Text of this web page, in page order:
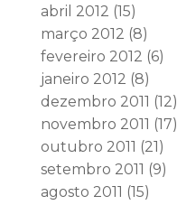
abril 2012 (15)
março 2012 (8)
fevereiro 2012 (6)
janeiro 2012 (8)
dezembro 2011 (12)
novembro 2011 (17)
outubro 2011 (21)
setembro 2011 (9)
agosto 2011 (15)